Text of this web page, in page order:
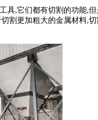
具,它们都有切割的功能,
割更加粗大的金属材料,切